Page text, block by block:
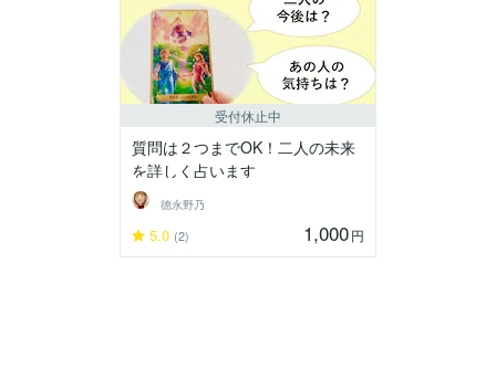
受付休止中
質問は２つまでOK！二人の未来
を詳しく占います
德永野乃
5.0 (2) 1,000円